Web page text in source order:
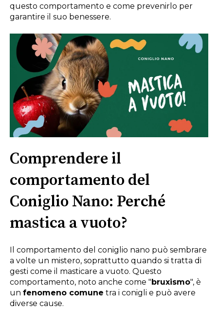
questo comportamento e come prevenirlo per
garantire il suo benessere.
Comprendere il
comportamento del
Coniglio Nano: Perché
mastica a vuoto?
Il comportamento del coniglio nano può sembrare
a volte un mistero, soprattutto quando si tratta di
gesti come il masticare a vuoto. Questo
comportamento, noto anche come "bruxismo", è
un fenomeno comune tra i conigli e può avere
diverse cause.